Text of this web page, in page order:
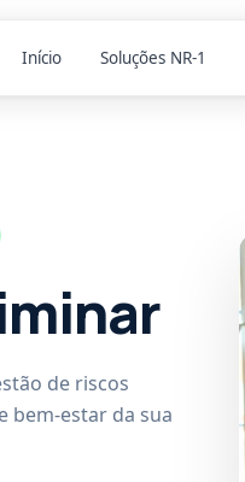
Início Soluções NR-1
de riscos
bem-estar da sua